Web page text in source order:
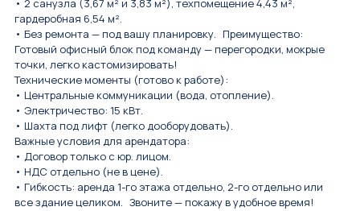
• 2 санузла (3,67 м² и 3,83 м²), техпомещение 4,43 м²,
гардеробная 6,54 м².
• Без ремонта — под вашу планировку. Преимущество:
Готовый офисный блок под команду — перегородки, мокрые
точки, легко кастомизировать!
Технические моменты (готово к работе):
• Центральные коммуникации (вода, отопление).
• Электричество: 15 кВт.
• Шахта под лифт (легко дооборудовать).
Важные условия для арендатора:
• Договор только с юр. лицом.
• НДС отдельно (не в цене).
• Гибкость: аренда 1-го этажа отдельно, 2-го отдельно или
все здание целиком. Звоните — покажу в удобное время!